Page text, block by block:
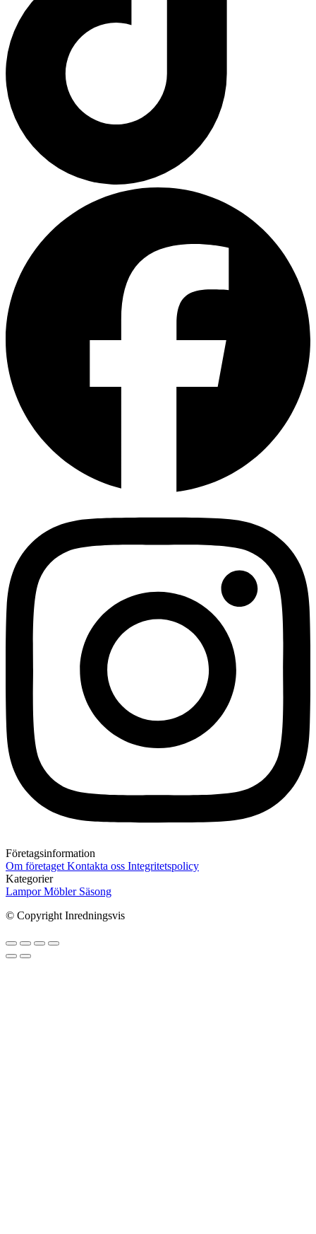
Företagsinformation
Om företaget Kontakta oss Integritetspolicy
Kategorier
LamporMöbler Säsong
© Copyright Inredningsvis